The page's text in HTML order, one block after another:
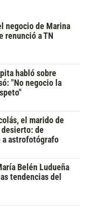
negocio de Marina
renunció a TN
habló sobre
"No negocio la
el marido de
desierto: de
a astrofotógrafo
Belén Ludueña
tendencias del